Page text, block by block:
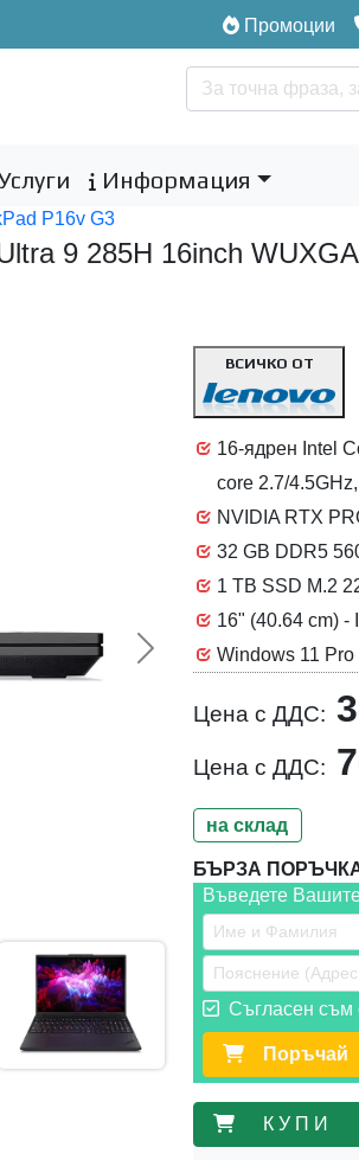
Промоции
Информация
P16v G3
9 285H 16inch
Следваща >>
ВСИЧКО ОТ
16-ядрен Intel
core 2.7/
NVIDIA RTX
32 GB DDR5
1 TB SSD M.2
16" (40.64 cm) -
Windows 11 Pro
Цена с ДДС:
Цена с ДДС:
на склад
БЪРЗА
Въведете
Съгласен съм
Поръчай
К У П И